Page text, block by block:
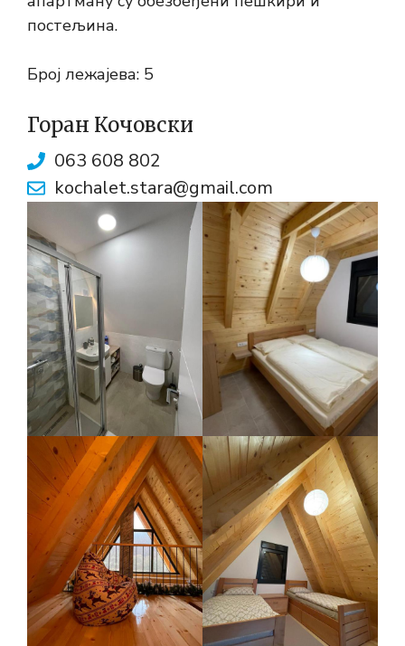
постељина.
Број лежајева: 5
Горан Кочовски
063 608 802
kochalet.stara@gmail.com